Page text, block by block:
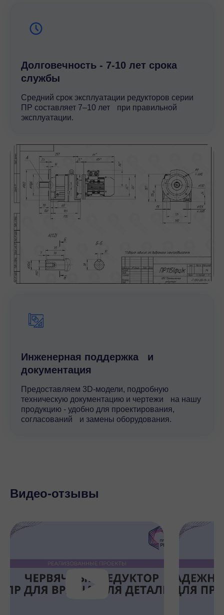
Долговечность - 7-10 лет срока
службы
Средний срок эксплуатации редукторов серии
ПР составляет 7–10 лет при правильной
эксплуатации.
Инженерная поддержка и
документация
Предоставляем 3D-модели, подробную
техническую документацию и чертежи на нашу
продукцию - удобно для проектирования,
согласований и замены оборудования.
Видео-отзывы